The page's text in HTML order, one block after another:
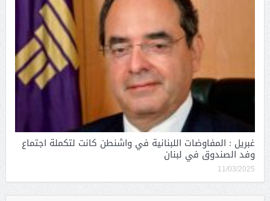
غبريل : المفاوضات اللبنانية في واشنطن كانت لتكملة اجتماع
وفد الصندوق في لبنان
11/03/2025